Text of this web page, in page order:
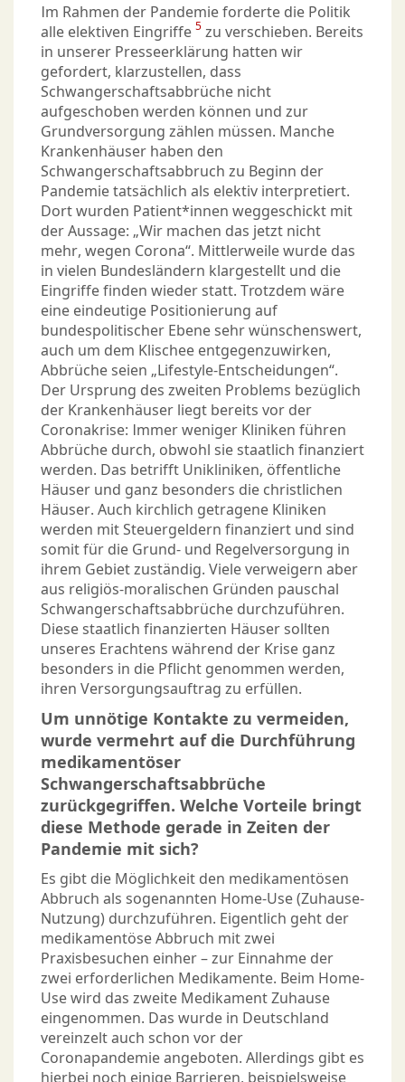
Im Rahmen der Pandemie forderte die Politik
alle elektiven Eingriffe 5 zu verschieben. Bereits
in unserer Presseerklärung hatten wir
gefordert, klarzustellen, dass
Schwangerschaftsabbrüche nicht
aufgeschoben werden können und zur
Grundversorgung zählen müssen. Manche
Krankenhäuser haben den
Schwangerschaftsabbruch zu Beginn der
Pandemie tatsächlich als elektiv interpretiert.
Dort wurden Patient*innen weggeschickt mit
der Aussage: „Wir machen das jetzt nicht
mehr, wegen Corona“. Mittlerweile wurde das
in vielen Bundesländern klargestellt und die
Eingriffe finden wieder statt. Trotzdem wäre
eine eindeutige Positionierung auf
bundespolitischer Ebene sehr wünschenswert,
auch um dem Klischee entgegenzuwirken,
Abbrüche seien „Lifestyle-Entscheidungen“.
Der Ursprung des zweiten Problems bezüglich
der Krankenhäuser liegt bereits vor der
Coronakrise: Immer weniger Kliniken führen
Abbrüche durch, obwohl sie staatlich finanziert
werden. Das betrifft Unikliniken, öffentliche
Häuser und ganz besonders die christlichen
Häuser. Auch kirchlich getragene Kliniken
werden mit Steuergeldern finanziert und sind
somit für die Grund- und Regelversorgung in
ihrem Gebiet zuständig. Viele verweigern aber
aus religiös-moralischen Gründen pauschal
Schwangerschaftsabbrüche durchzuführen.
Diese staatlich finanzierten Häuser sollten
unseres Erachtens während der Krise ganz
besonders in die Pflicht genommen werden,
ihren Versorgungsauftrag zu erfüllen.
Um unnötige Kontakte zu vermeiden,
wurde vermehrt auf die Durchführung
medikamentöser
Schwangerschaftsabbrüche
zurückgegriffen. Welche Vorteile bringt
diese Methode gerade in Zeiten der
Pandemie mit sich?
Es gibt die Möglichkeit den medikamentösen
Abbruch als sogenannten Home-Use (Zuhause-
Nutzung) durchzuführen. Eigentlich geht der
medikamentöse Abbruch mit zwei
Praxisbesuchen einher – zur Einnahme der
zwei erforderlichen Medikamente. Beim Home-
Use wird das zweite Medikament Zuhause
eingenommen. Das wurde in Deutschland
vereinzelt auch schon vor der
Coronapandemie angeboten. Allerdings gibt es
hierbei noch einige Barrieren, beispielsweise